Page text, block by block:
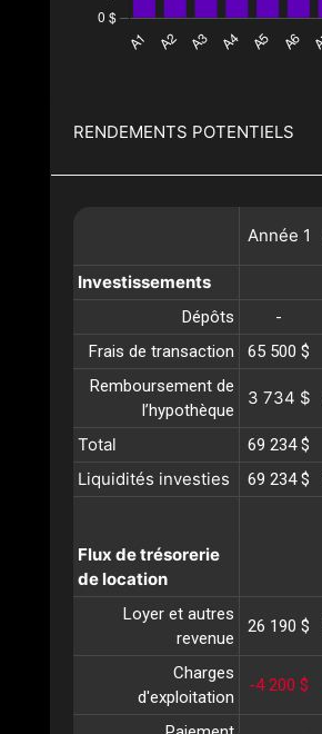
RENDEMENTS POTENTIELS
Année 1
Investissements
Dépôts -
Frais de transaction
65 500 $
Remboursement de
l’hypothèque
3 734 $
Total 69 234 $
Liquidités investies 69 234 $
Flux de trésorerie
de location
Loyer et autres
revenue
26 190 $
Charges
d'exploitation
-4 200 $